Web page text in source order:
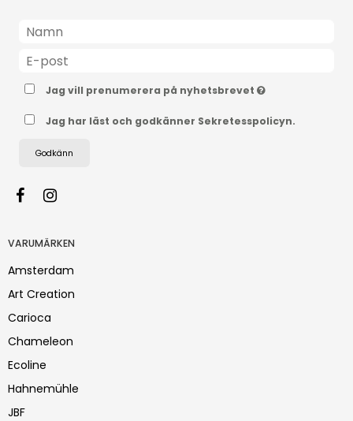
Jag vill prenumerera på nyhetsbrevet
Jag har läst och godkänner Sekretesspolicyn.
Godkänn
VARUMÄRKEN
Amsterdam
Art Creation
Carioca
Chameleon
Ecoline
Hahnemühle
JBF